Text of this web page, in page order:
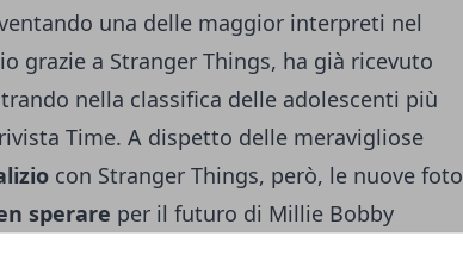
una delle maggior interpreti nel
grazie a Stranger Things, ha già ricevuto
nella classifica delle adolescenti più
Time. A dispetto delle meravigliose
con Stranger Things, però, le nuove foto
sperare per il futuro di Millie Bobby
hanno generato non poca